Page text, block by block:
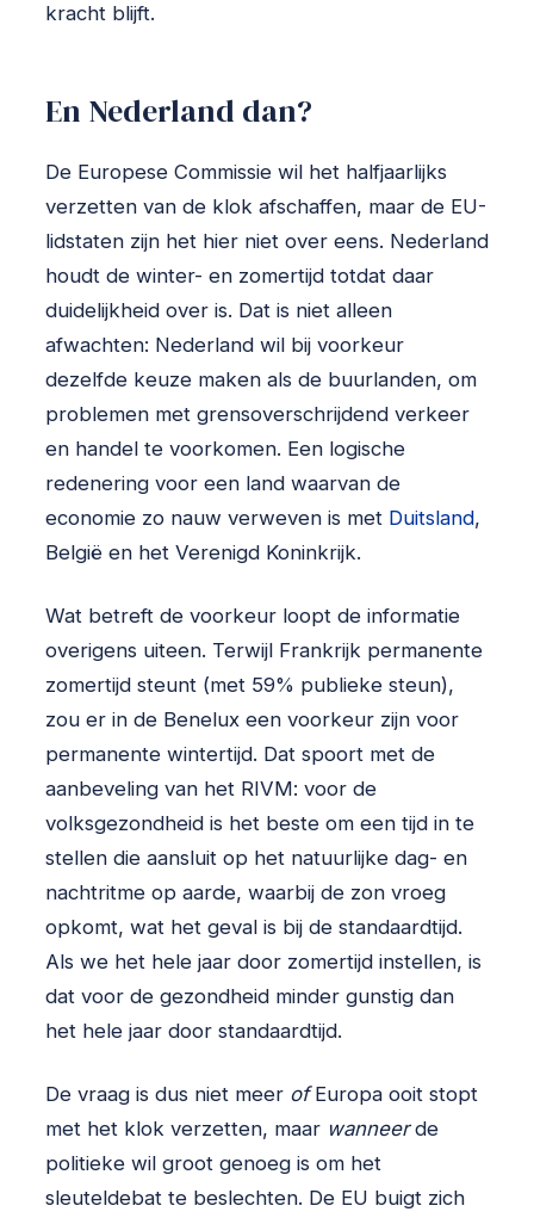
kracht blijft.
En Nederland dan?
De Europese Commissie wil het halfjaarlijks
verzetten van de klok afschaffen, maar de EU-
lidstaten zijn het hier niet over eens. Nederland
houdt de winter- en zomertijd totdat daar
duidelijkheid over is. Dat is niet alleen
afwachten: Nederland wil bij voorkeur
dezelfde keuze maken als de buurlanden, om
problemen met grensoverschrijdend verkeer
en handel te voorkomen. Een logische
redenering voor een land waarvan de
economie zo nauw verweven is met Duitsland,
België en het Verenigd Koninkrijk.
Wat betreft de voorkeur loopt de informatie
overigens uiteen. Terwijl Frankrijk permanente
zomertijd steunt (met 59% publieke steun),
zou er in de Benelux een voorkeur zijn voor
permanente wintertijd. Dat spoort met de
aanbeveling van het RIVM: voor de
volksgezondheid is het beste om een tijd in te
stellen die aansluit op het natuurlijke dag- en
nachtritme op aarde, waarbij de zon vroeg
opkomt, wat het geval is bij de standaardtijd.
Als we het hele jaar door zomertijd instellen, is
dat voor de gezondheid minder gunstig dan
het hele jaar door standaardtijd.
De vraag is dus niet meer ofEuropa ooit stopt
met het klok verzetten, maar wanneerde
politieke wil groot genoeg is om het
sleuteldebat te beslechten. De EU buigt zich